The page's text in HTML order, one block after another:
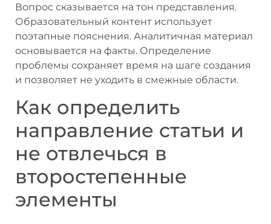
Вопрос сказывается на тон представления.
Образовательный контент использует
поэтапные пояснения. Аналитичная материал
основывается на факты. Определение
проблемы сохраняет время на шаге создания
и позволяет не уходить в смежные области.
Как определить
направление статьи и
не отвлечься в
второстепенные
элементы